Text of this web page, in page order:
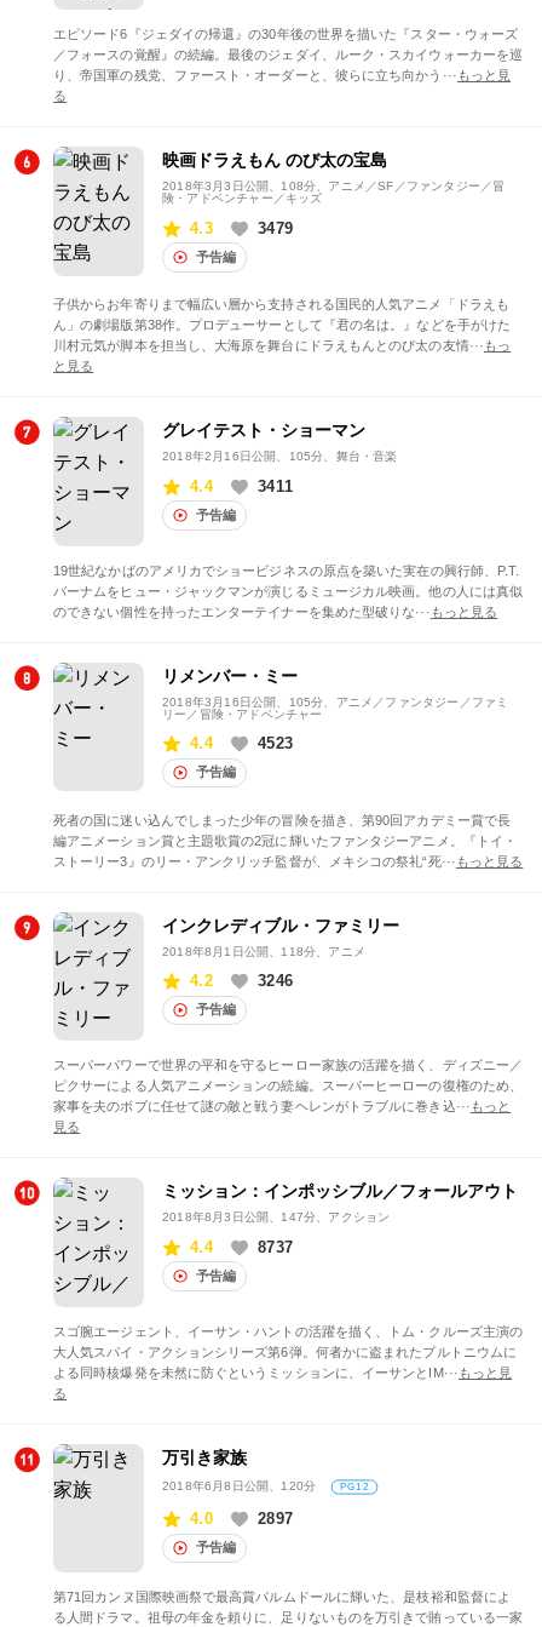
エピソード6『ジェダイの帰還』の30年後の世界を描いた『スター・ウォーズ
／フォースの覚醒』の続編。最後のジェダイ、ルーク・スカイウォーカーを巡
り、帝国軍の残党、ファースト・オーダーと、彼らに立ち向かう··· もっと見
る
映画ドラえもん のび太の宝島
2018年3月3日公開、108分、アニメ／SF／ファンタジー／冒
険・アドベンチャー／キッズ
4.3 3479
予告編
子供からお年寄りまで幅広い層から支持される国民的人気アニメ「ドラえも
ん」の劇場版第38作。プロデューサーとして『君の名は。』などを手がけた
川村元気が脚本を担当し、大海原を舞台にドラえもんとのび太の友情··· もっ
と見る
グレイテスト・ショーマン
2018年2月16日公開、105分、舞台・音楽
4.4 3411
予告編
19世紀なかばのアメリカでショービジネスの原点を築いた実在の興行師、P.T.
バーナムをヒュー・ジャックマンが演じるミュージカル映画。他の人には真似
のできない個性を持ったエンターテイナーを集めた型破りな··· もっと見る
リメンバー・ミー
2018年3月16日公開
、105分、アニメ／ファンタジー／ファミ
リー／冒険・アドベンチャー
4.4 4523
予告編
死者の国に迷い込んでしまった少年の冒険を描き、第90回アカデミー賞で長
編アニメーション賞と主題歌賞の2冠に輝いたファンタジーアニメ。『トイ・
ストーリー3』のリー・アンクリッチ監督が、メキシコの祭礼“死··· もっと見る
インクレディブル・ファミリー
2018年8月1日公開 、118分、アニメ
4.2 3246
予告編
スーパーパワーで世界の平和を守るヒーロー家族の活躍を描く、ディズニー／
ピクサーによる人気アニメーションの続編。スーパーヒーローの復権のため、
家事を夫のボブに任せて謎の敵と戦う妻ヘレンがトラブルに巻き込··· もっと
見る
ミッション：インポッシブル／フォールアウト
2018年8月3日公開 、147分、アクション
4.4 8737
予告編
スゴ腕エージェント、イーサン・ハントの活躍を描く、トム・クルーズ主演の
大人気スパイ・アクションシリーズ第6弾。何者かに盗まれたプルトニウムに
よる同時核爆発を未然に防ぐというミッションに、イーサンとIM··· もっと見
る
万引き家族
2018年6月8日公開 、120分 PG12
4.0 2897
予告編
第71回カンヌ国際映画祭で最高賞パルムドールに輝いた、是枝裕和監督によ
る人間ドラマ。祖母の年金を頼りに、足りないものを万引きで賄っている一家